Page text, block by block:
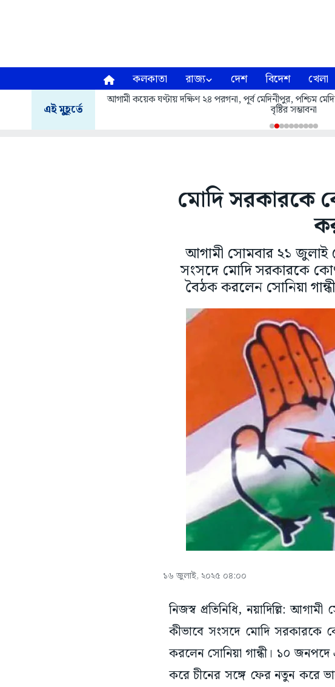
কলকাতা রাজ্য দেশ বিদেশ খেলা
এই মুহূর্তে
আগামী কয়েক ঘণ্টায় দক্ষিণ ২৪ পরগনা, পূর্ব মেদিনীপুর, পশ্চিম
বৃষ্টির সম্ভাবনা
মোদি সরকারকে
আগামী সোমবার ২১
সংসদে মোদি সরকারকে
বৈঠক করলেন সোনিয়া
১৬ জুলাই, ২০২৫ ০৪:০০
নিজস্ব প্রতিনিধি, নয়াদিল্লি:
কীভাবে সংসদে মোদি সরকারকে
করলেন সোনিয়া গান্ধী। ১০
করে চীনের সঙ্গে ফের নতুন করে